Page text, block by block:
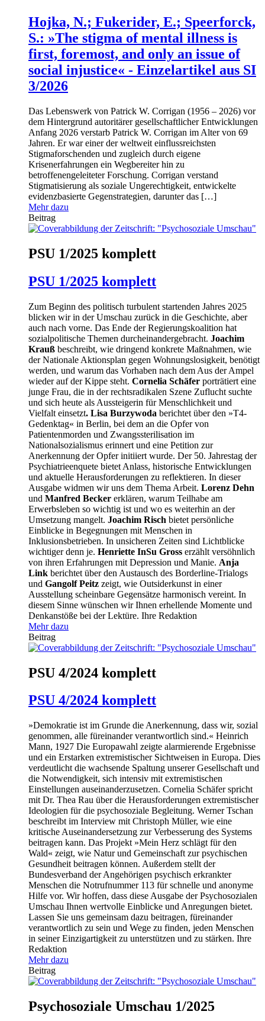
Hojka, N.; Fukerider, E.; Speerforck,
S.: »The stigma of mental illness is
first, foremost, and only an issue of
social injustice« - Einzelartikel aus SI
3/2026
Das Lebenswerk von Patrick W. Corrigan (1956 – 2026) vor
dem Hintergrund autoritärer gesellschaftlicher Entwicklungen
Anfang 2026 verstarb Patrick W. Corrigan im Alter von 69
Jahren. Er war einer der weltweit einflussreichsten
Stigmaforschenden und zugleich durch eigene
Krisenerfahrungen ein Wegbereiter hin zu
betroffenengeleiteter Forschung. Corrigan verstand
Stigmatisierung als soziale Ungerechtigkeit, entwickelte
evidenzbasierte Gegenstrategien, darunter das […]
Mehr dazu
Beitrag
PSU 1/2025 komplett
PSU 1/2025 komplett
Zum Beginn des politisch turbulent startenden Jahres 2025
blicken wir in der Umschau zurück in die Geschichte, aber
auch nach vorne. Das Ende der Regierungskoalition hat
sozialpolitische Themen durcheinandergebracht. Joachim
Krauß beschreibt, wie dringend konkrete Maßnahmen, wie
der Nationale Aktionsplan gegen Wohnungslosigkeit, benötigt
werden, und warum das Vorhaben nach dem Aus der Ampel
wieder auf der Kippe steht. Cornelia Schäfer porträtiert eine
junge Frau, die in der rechtsradikalen Szene Zuflucht suchte
und sich heute als Aussteigerin für Menschlichkeit und
Vielfalt einsetzt. Lisa Burzywoda berichtet über den »T4-
Gedenktag« in Berlin, bei dem an die Opfer von
Patientenmorden und Zwangssterilisation im
Nationalsozialismus erinnert und eine Petition zur
Anerkennung der Opfer initiiert wurde. Der 50. Jahrestag der
Psychiatrieenquete bietet Anlass, historische Entwicklungen
und aktuelle Herausforderungen zu reflektieren. In dieser
Ausgabe widmen wir uns dem Thema Arbeit. Lorenz Dehn
und Manfred Becker erklären, warum Teilhabe am
Erwerbsleben so wichtig ist und wo es weiterhin an der
Umsetzung mangelt. Joachim Risch bietet persönliche
Einblicke in Begegnungen mit Menschen in
Inklusionsbetrieben. In unsicheren Zeiten sind Lichtblicke
wichtiger denn je. Henriette InSu Gross erzählt versöhnlich
von ihren Erfahrungen mit Depression und Manie. Anja
Link berichtet über den Austausch des Borderline-Trialogs
und Gangolf Peitz zeigt, wie Outsiderkunst in einer
Ausstellung scheinbare Gegensätze harmonisch vereint. In
diesem Sinne wünschen wir Ihnen erhellende Momente und
Denkanstöße bei der Lektüre. Ihre Redaktion
Mehr dazu
Beitrag
PSU 4/2024 komplett
PSU 4/2024 komplett
»Demokratie ist im Grunde die Anerkennung, dass wir, sozial
genommen, alle füreinander verantwortlich sind.« Heinrich
Mann, 1927 Die Europawahl zeigte alarmierende Ergebnisse
und ein Erstarken extremistischer Sichtweisen in Europa. Dies
verdeutlicht die wachsende Spaltung unserer Gesellschaft und
die Notwendigkeit, sich intensiv mit extremistischen
Einstellungen auseinanderzusetzen. Cornelia Schäfer spricht
mit Dr. Thea Rau über die Herausforderungen extremistischer
Ideologien für die psychosoziale Begleitung. Werner Tschan
beschreibt im Interview mit Christoph Müller, wie eine
kritische Auseinandersetzung zur Verbesserung des Systems
beitragen kann. Das Projekt »Mein Herz schlägt für den
Wald« zeigt, wie Natur und Gemeinschaft zur psychischen
Gesundheit beitragen können. Außerdem stellt der
Bundesverband der Angehörigen psychisch erkrankter
Menschen die Notrufnummer 113 für schnelle und anonyme
Hilfe vor. Wir hoffen, dass diese Ausgabe der Psychosozialen
Umschau Ihnen wertvolle Einblicke und Anregungen bietet.
Lassen Sie uns gemeinsam dazu beitragen, füreinander
verantwortlich zu sein und Wege zu finden, jeden Menschen
in seiner Einzigartigkeit zu unterstützen und zu stärken. Ihre
Redaktion
Mehr dazu
Beitrag
Psychosoziale Umschau 1/2025